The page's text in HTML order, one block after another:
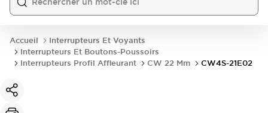
Accueil
Interrupteurs Et Voyants
Interrupteurs Et Boutons-Poussoirs
Interrupteurs Profil Affleurant
CW 22 Mm CW4S-21E02